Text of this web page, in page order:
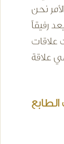
نحن
رفيقاً
علاقات
علاقة